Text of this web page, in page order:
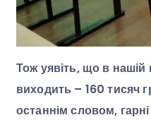
Тож уявіть, що в нашій
виходить – 160 тисяч
останнім словом,